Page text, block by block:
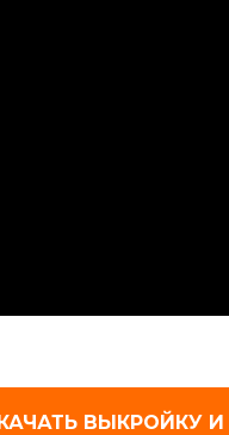
ВЫКРОЙКУ